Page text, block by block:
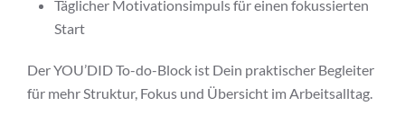
Täglicher Motivationsimpuls für einen fokussierten
Start
Der YOU’DID To-do-Block ist Dein praktischer Begleiter
für mehr Struktur, Fokus und Übersicht im Arbeitsalltag.